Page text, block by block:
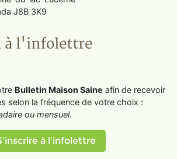
J8B 3K9
à l'infolettre
Bulletin Maison Saine afin de recevoir
selon la fréquence de votre choix :
ou mensuel.
à l'infolettre